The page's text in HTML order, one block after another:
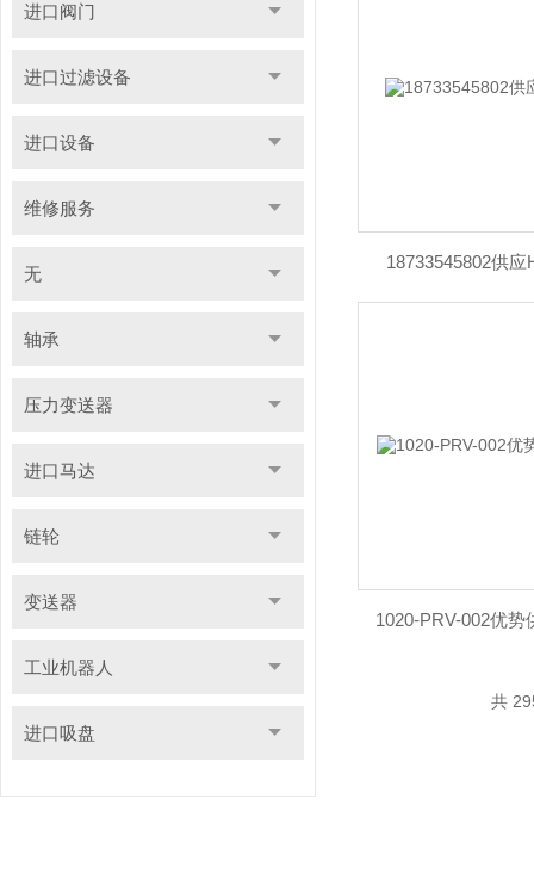
进口阀门
进口过滤设备
进口设备
维修服务
无
轴承
压力变送器
进口马达
链轮
变送器
工业机器人
进口吸盘
18733545802供
1020-PRV-002优势
共